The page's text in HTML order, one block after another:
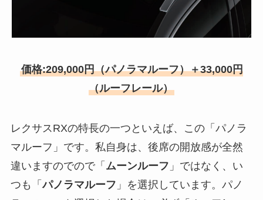
価格:209,000円（パノラマルーフ）＋33,000円
（ルーフレール）
レクサスRXの特長の一つといえば、この「パノラ
マルーフ」です。私自身は、後席の開放感が全然
違いますのでので「 ムーンルーフ 」ではなく、い
つも「パノラマルーフ 」を選択しています。パノ